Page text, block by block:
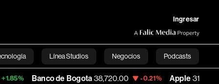
Ingresar
Línea Studios Negocios Podcasts
English
de Bogota 38,720.00 -0.21% Apple 310.94 +0.55%